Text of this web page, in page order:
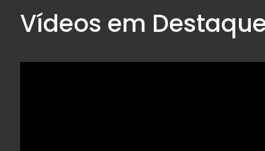
Vídeos em